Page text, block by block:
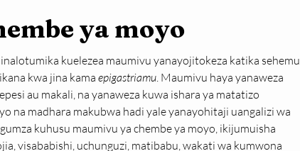
ya moyo
kuelezea maumivu yanayojitokeza katika sehemu
kwa jina kama epigastriamu. Maumivu haya yanaweza
au makali, na yanaweza kuwa ishara ya matatizo
na madhara makubwa hadi yale yanayohitaji uangalizi wa
kuhusu maumivu ya chembe ya moyo, ikijumuisha
visababishi, uchunguzi, matibabu, wakati wa kumwona